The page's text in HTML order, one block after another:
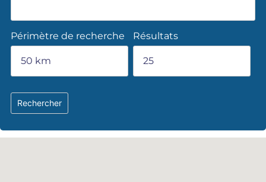
Périmètre de recherche Résultats